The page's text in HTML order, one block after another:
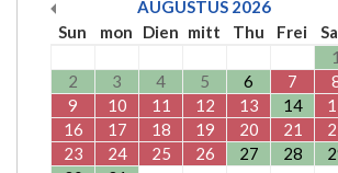
AUGUSTUS 2026
Sun
mon Dien mitt Thu Frei
1
2
3 4 5 6 7
9
10 11 12 13 14
16
17 18 19 20 21
23
24 25 26 27 28